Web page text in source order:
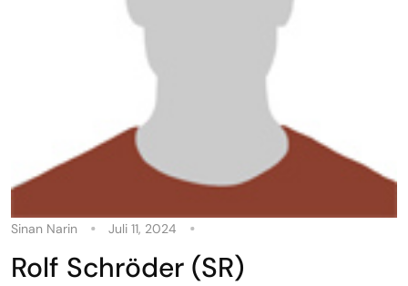
Sinan Narin Juli 11, 2024
Rolf Schröder (SR)